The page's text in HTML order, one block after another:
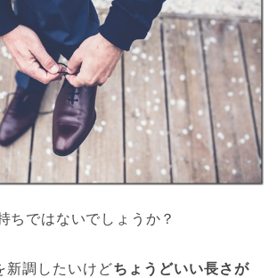
ちではないでしょうか？
新調したいけどちょうどいい長さが